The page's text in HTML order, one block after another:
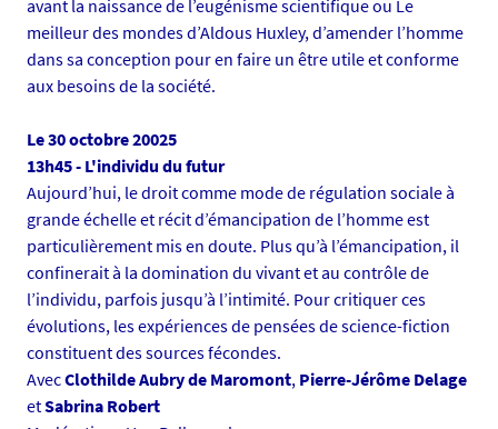
s
/
p
h
t
o
/
i
m
a
g
e
0
0
1
avant la naissance de l’eugénisme scientifique ou Le
meilleur des mondes d’Aldous Huxley, d’amender l’homme
dans sa conception pour en faire un être utile et conforme
aux besoins de la société.
Le 30 octobre 20025
13h45 - L'individu du futur
Aujourd’hui, le droit comme mode de régulation sociale à
grande échelle et récit d’émancipation de l’homme est
particulièrement mis en doute. Plus qu’à l’émancipation, il
confinerait à la domination du vivant et au contrôle de
l’individu, parfois jusqu’à l’intimité. Pour critiquer ces
évolutions, les expériences de pensées de science-fiction
constituent des sources fécondes.
AvecClothilde Aubry de Maromont, Pierre-Jérôme Delage
etSabrina Robert